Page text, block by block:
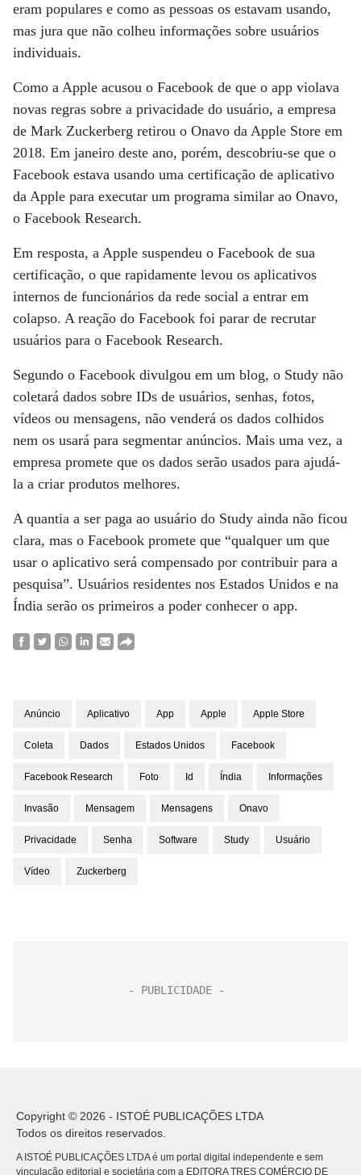
eram populares e como as pessoas os estavam usando,
mas jura que não colheu informações sobre usuários
individuais.
Como a Apple acusou o Facebook de que o app violava
novas regras sobre a privacidade do usuário, a empresa
de Mark Zuckerberg retirou o Onavo da Apple Store em
2018. Em janeiro deste ano, porém, descobriu-se que o
Facebook estava usando uma certificação de aplicativo
da Apple para executar um programa similar ao Onavo,
o Facebook Research.
Em resposta, a Apple suspendeu o Facebook de sua
certificação, o que rapidamente levou os aplicativos
internos de funcionários da rede social a entrar em
colapso. A reação do Facebook foi parar de recrutar
usuários para o Facebook Research.
Segundo o Facebook divulgou em um blog, o Study não
coletará dados sobre IDs de usuários, senhas, fotos,
vídeos ou mensagens, não venderá os dados colhidos
nem os usará para segmentar anúncios. Mais uma vez, a
empresa promete que os dados serão usados ​​para ajudá-
la a criar produtos melhores.
A quantia a ser paga ao usuário do Study ainda não ficou
clara, mas o Facebook promete que “qualquer um que
usar o aplicativo será compensado por contribuir para a
pesquisa”. Usuários residentes nos Estados Unidos e na
Índia serão os primeiros a poder conhecer o app.
Anúncio Aplicativo App Apple Apple Store
Coleta Dados Estados Unidos Facebook
Facebook Research Foto Id Índia Informações
Invasão Mensagem Mensagens Onavo
Privacidade Senha Software Study Usuário
Vídeo Zuckerberg
Copyright © 2026 - ISTOÉ PUBLICAÇÕES LTDA
Todos os direitos reservados.
A ISTOÉ PUBLICAÇÕES LTDA é um portal digital independente e sem
vinculação editorial e societária com a EDITORA TRES COMÉRCIO DE